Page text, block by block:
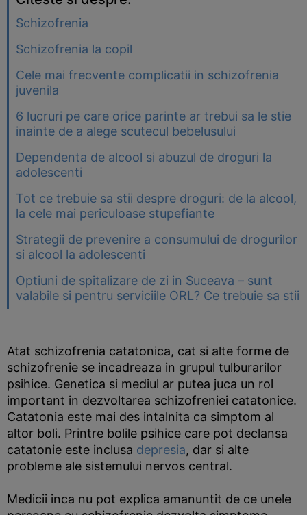
Schizofrenia
Schizofrenia la copil
Cele mai frecvente complicatii in schizofrenia
juvenila
6 lucruri pe care orice parinte ar trebui sa le stie
inainte de a alege scutecul bebelusului
Dependenta de alcool si abuzul de droguri la
adolescenti
Tot ce trebuie sa stii despre droguri: de la alcool,
la cele mai periculoase stupefiante
Strategii de prevenire a consumului de drogurilor
si alcool la adolescenti
Optiuni de spitalizare de zi in Suceava – sunt
valabile si pentru serviciile ORL? Ce trebuie sa stii
Atat schizofrenia catatonica, cat si alte forme de
schizofrenie se incadreaza in grupul tulburarilor
psihice. Genetica si mediul ar putea juca un rol
important in dezvoltarea schizofreniei catatonice.
Catatonia este mai des intalnita ca simptom al
altor boli. Printre bolile psihice care pot declansa
catatonie este inclusa depresia, dar si alte
probleme ale sistemului nervos central.
Medicii inca nu pot explica amanuntit de ce unele